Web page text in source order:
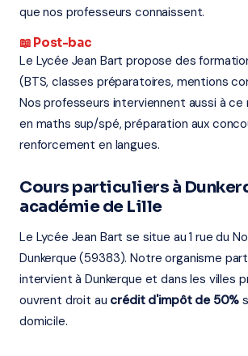
que nos professeurs connaissent.
📖 Post-bac
Le Lycée Jean Bart propose des
(BTS, classes préparatoires, mentions
Nos professeurs interviennent aussi à
en maths sup/spé, préparation aux
renforcement en langues.
Cours particuliers à
académie de Lille
Le Lycée Jean Bart se situe au 1 rue du
Dunkerque (59383). Notre organisme
intervient à Dunkerque et dans les villes
ouvrent droit au crédit d'impôt de 50%
domicile.